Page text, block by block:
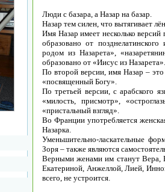
Люди с базара, а Назар на базар.
Назар тем силен, что вытягивает
Имя Назар имеет несколько
образовано от
родом из Назарета»,
образовано от «Иисус из Назарета».
По второй версии, имя Назар – это
«посвященный Богу».
По третьей версии, с арабского
«милость, присмотр»,
«пристальный взгляд».
Во Франции употребляется
Назарка.
Уменьшительно-ласкательные
Зоря – также являются
Верными женами им станут Вера,
Екатериной, Анжеллой, Лией,
всего, не устроится.